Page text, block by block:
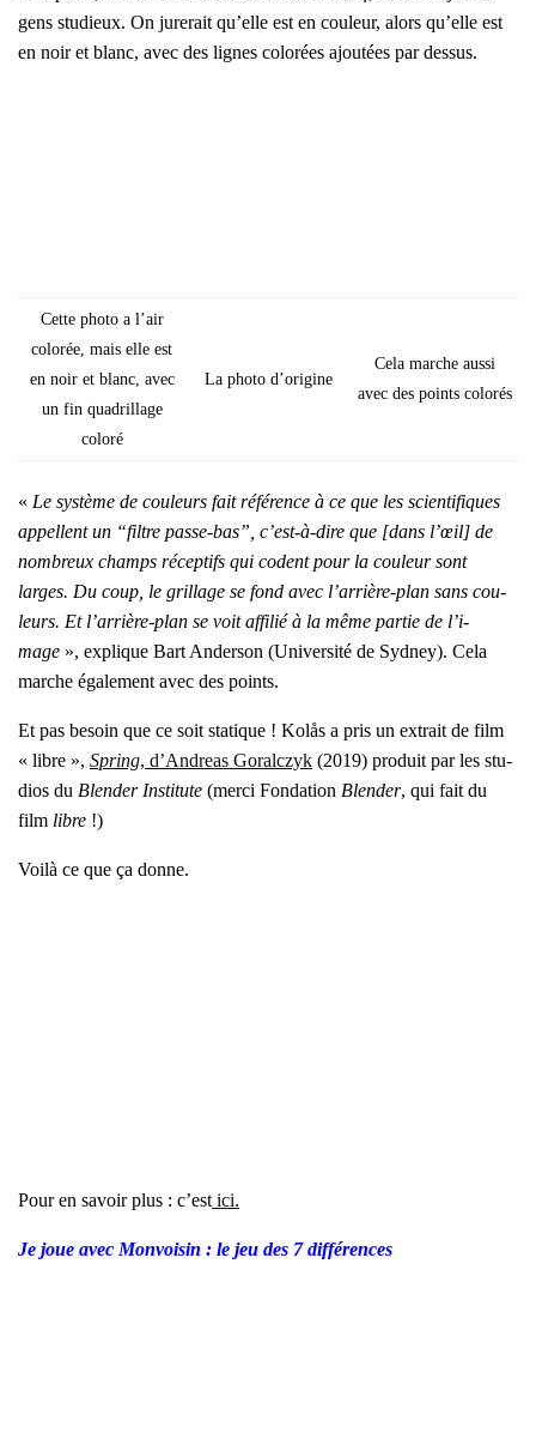
gens stu­dieux. On jure­rait qu’elle est en cou­leur, alors qu’elle est
en noir et blanc, avec des lignes colo­rées ajou­tées par des­sus.
Cette pho­to a l’air
colo­rée, mais elle est
en noir et blanc, avec
un fin qua­drillage
colo­ré
La pho­to d’o­ri­gine
Cela marche aus­si
avec des points colo­rés
« Le sys­tème de cou­leurs fait réfé­rence à ce que les scien­ti­fiques
appellent un “filtre passe-bas”, c’est-à-dire que [dans l’œil] de
nom­breux champs récep­tifs qui codent pour la cou­leur sont
larges. Du coup, le grillage se fond avec l’ar­rière-plan sans cou­
leurs. Et l’ar­rière-plan se voit affi­lié à la même par­tie de l’i­
mage », explique Bart Ander­son (Uni­ver­si­té de Syd­ney). Cela
marche éga­le­ment avec des points.
Et pas besoin que ce soit sta­tique ! Kolås a pris un extrait de film
« libre », Spring, d’An­dreas Goralc­zyk (2019) pro­duit par les stu­
dios du Blen­der Ins­ti­tute (mer­ci Fon­da­tion Blen­der, qui fait du
film libre !)
Voi­là ce que ça donne.
Pour en savoir plus : c’est ici.
Je joue avec Mon­voi­sin : le jeu des 7 dif­fé­rences